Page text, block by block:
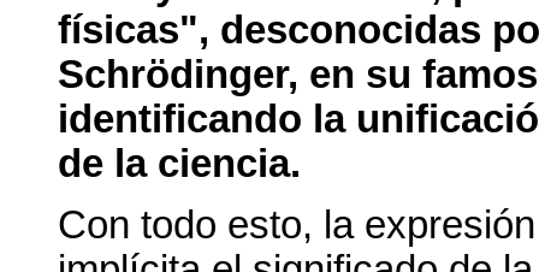
físicas", desconocidas
Schrödinger, en su
identificando la
de la ciencia.
Con todo esto, la